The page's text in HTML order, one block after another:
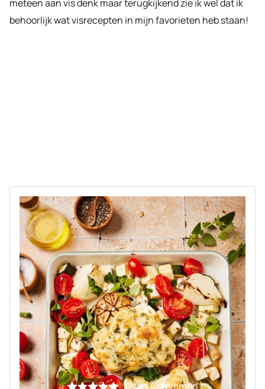
meteen aan vis denk maar terugkijkend zie ik wel dat ik
behoorlijk wat visrecepten in mijn favorieten heb staan!
5van4stemmen